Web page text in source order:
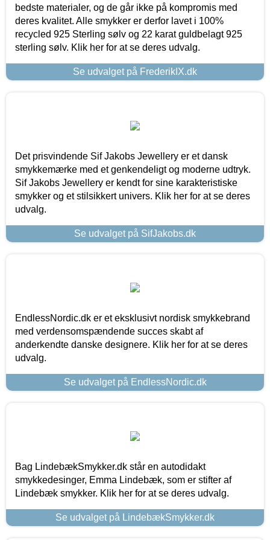
bedste materialer, og de går ikke på kompromis med
deres kvalitet. Alle smykker er derfor lavet i 100%
recycled 925 Sterling sølv og 22 karat guldbelagt 925
sterling sølv. Klik her for at se deres udvalg.
Se udvalget på FrederikIX.dk
Det prisvindende Sif Jakobs Jewellery er et dansk
smykkemærke med et genkendeligt og moderne udtryk.
Sif Jakobs Jewellery er kendt for sine karakteristiske
smykker og et stilsikkert univers. Klik her for at se deres
udvalg.
Se udvalget på SifJakobs.dk
EndlessNordic.dk er et eksklusivt nordisk smykkebrand
med verdensomspændende succes skabt af
anderkendte danske designere. Klik her for at se deres
udvalg.
Se udvalget på EndlessNordic.dk
Bag LindebækSmykker.dk står en autodidakt
smykkedesinger, Emma Lindebæk, som er stifter af
Lindebæk smykker. Klik her for at se deres udvalg.
Se udvalget på LindebækSmykker.dk